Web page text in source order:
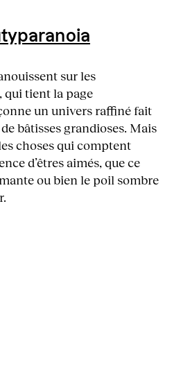
sur les
tient la page
un univers raffiné fait
bâtisses grandioses. Mais
choses qui comptent
d’êtres aimés, que ce
ou bien le poil sombre